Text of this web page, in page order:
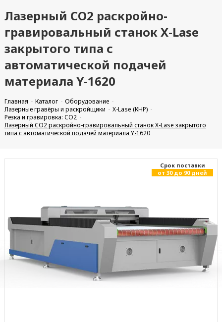
Лазерный CO2 раскройно-
гравировальный станок X-Lase
закрытого типа с
автоматической подачей
материала Y-1620
Главная Каталог
Оборудование
Лазерные гравёры и раскройщики
X-Lase (КНР)
Резка и гравировка: CO2
Лазерный CO2 раскройно-гравировальный станок X-Lase закрытого
типа с автоматической подачей материала Y-1620
Cрок поставки
от 30 до 90 дней